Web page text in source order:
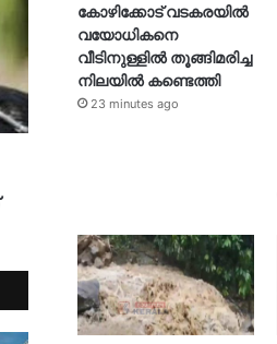
കോഴിക്കോട് വടകരയിൽ
വയോധികനെ
വീടിനുള്ളിൽ തൂങ്ങിമരിച്ച
നിലയിൽ കണ്ടെത്തി
23 minutes ago